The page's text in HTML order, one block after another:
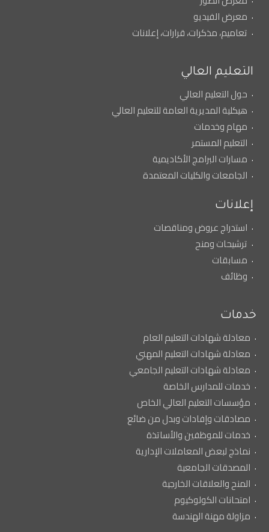
معرض الفيديو
تعاميم، مذكرات، قرارات، إعلانات
التعليم العالي
حول التعليم العالي
هيكلية المديرية العامة للتعليم العالي
مهام وخدمات
التعليم المستمر
مسارات البرامج الأكاديمية
الجامعات والكليات المعتمدة
إعلانات
استدراج عروض ومناقصات
ترشيحات ومنح
مسابقات
وظائف
خدمات
معادلة شهادات التعليم العام
معادلة شهادات التعليم المهني
معادلة شهادات التعليم الجامعي
خدمات للمدارس الخاصة
مؤسسات التعليم العالي الخاص
مصادقات وإفادات وبدل من ضائع
خدمات للموظفين والأساتذة
نماذج لبعض المعاملات الإدارية
المصدقات الجامعية
المنح والعلاقات الخارجية
امتحانات الكولوكيوم
مزاولة مهنة الهندسة